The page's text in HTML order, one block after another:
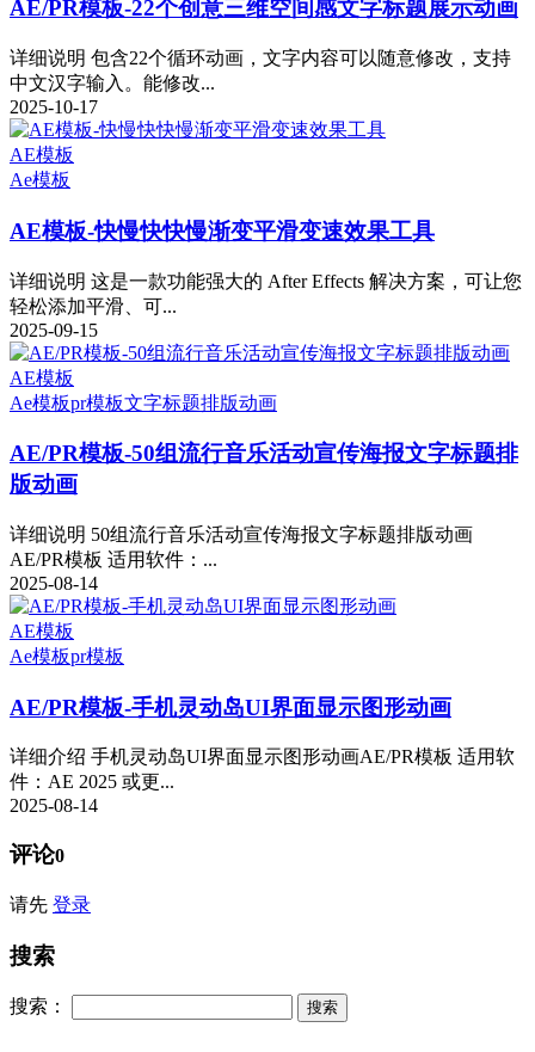
AE/PR模板-22个创意三维空间感文字标题展示动画
详细说明 包含22个循环动画，文字内容可以随意修改，支持
中文汉字输入。能修改...
2025-10-17
AE模板
Ae模板
AE模板-快慢快快慢渐变平滑变速效果工具
详细说明 这是一款功能强大的 After Effects 解决方案，可让您
轻松添加平滑、可...
2025-09-15
AE模板
Ae模板pr模板文字标题排版动画
AE/PR模板-50组流行音乐活动宣传海报文字标题排
版动画
详细说明 50组流行音乐活动宣传海报文字标题排版动画
AE/PR模板 适用软件：...
2025-08-14
AE模板
Ae模板pr模板
AE/PR模板-手机灵动岛UI界面显示图形动画
详细介绍 手机灵动岛UI界面显示图形动画AE/PR模板 适用软
件：AE 2025 或更...
2025-08-14
评论0
请先 登录
搜索
搜索：